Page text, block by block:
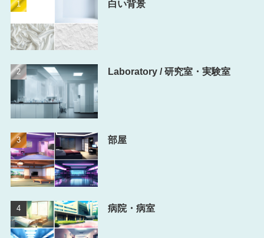
白い背景
Laboratory / 研究室・実験室
部屋
病院・病室